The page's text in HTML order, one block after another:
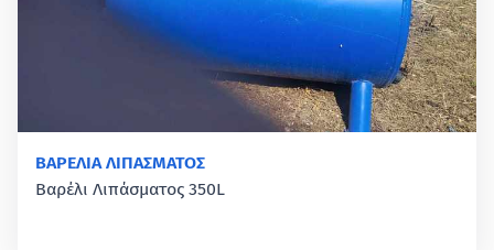
ΒΑΡΕΛΙΑ ΛΙΠΑΣΜΑΤΟΣ
Βαρέλι Λιπάσματος 350L